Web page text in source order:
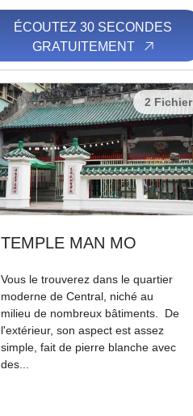
ÉCOUTEZ 30 SECONDES
GRATUITEMENT
2 Fichier
TEMPLE MAN MO
Vous le trouverez dans le quartier
moderne de Central, niché au
milieu de nombreux bâtiments. De
l'extérieur, son aspect est assez
simple, fait de pierre blanche avec
des...